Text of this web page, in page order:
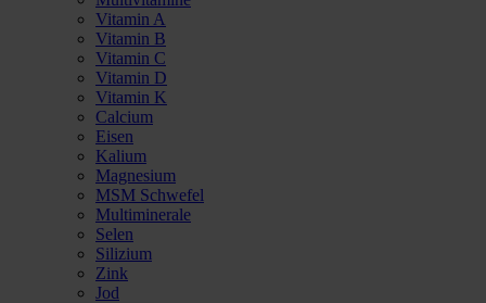
Vitamin A
Vitamin B
Vitamin C
Vitamin D
Vitamin K
Calcium
Eisen
Kalium
Magnesium
MSM Schwefel
Multiminerale
Selen
Silizium
Zink
Jod